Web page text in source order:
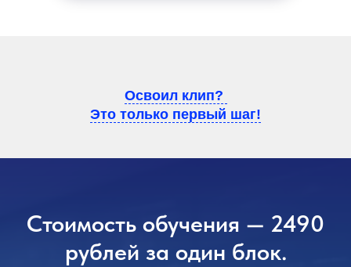
Освоил клип?
Это только первый шаг!
Стоимость обучения — 2490
рублей за один блок.